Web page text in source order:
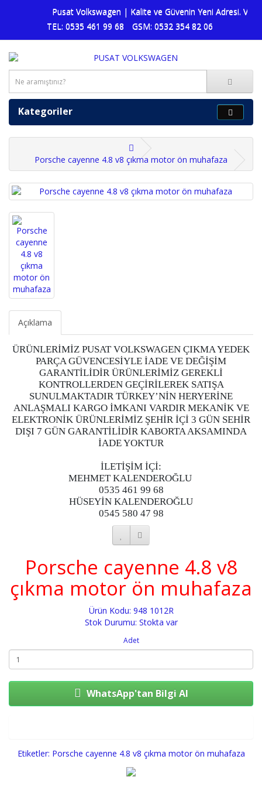
Pusat Volkswagen | Kalite ve Güvenin Yeni Adresi.
TEL: 0535 461 99 68
GSM: 0532 354 82 06
Kategoriler
Porsche cayenne 4.8 v8 çıkma motor ön muhafaza
Açıklama
ÜRÜNLERİMİZ PUSAT VOLKSWAGEN ÇIKMA YEDEK
PARÇA GÜVENCESİYLE İADE VE DEĞİŞİM
GARANTİLİDİR ÜRÜNLERİMİZ GEREKLİ
KONTROLLERDEN GEÇİRİLEREK SATIŞA
SUNULMAKTADIR TÜRKEY’NİN HERYERİNE
ANLAŞMALI KARGO İMKANI VARDIR MEKANİK VE
ELEKTRONİK ÜRÜNLERİMİZ ŞEHİR İÇİ 3 GÜN SEHİR
DIŞI 7 GÜN GARANTİLİDİR KABORTA AKSAMINDA
İADE YOKTUR
İLETİŞİM İÇİ:
MEHMET KALENDEROĞLU
0535 461 99 68
HÜSEYİN KALENDEROĞLU
0545 580 47 98
Porsche cayenne 4.8 v8
çıkma motor ön muhafaza
Ürün Kodu: 948 1012R
Stok Durumu: Stokta var
Adet
WhatsApp'tan Bilgi Al
Etiketler: Porsche cayenne 4.8 v8 çıkma motor ön muhafaza